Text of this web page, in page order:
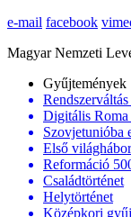
e-mail facebook
Magyar Nemzeti
Gyűjtemények
Digitális Roma
Szovjetunióba
Első
Reformáció
Családtörténet
Helytörténet
Középkori